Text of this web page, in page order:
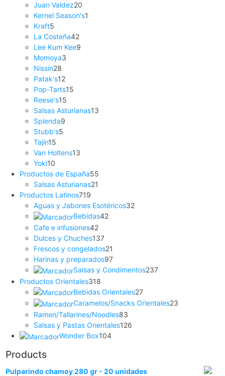
Juan Valdez20
Kernel Season's1
Kraft5
La Costeña42
Lee Kum Kee9
Momoya3
Nissin28
Patak's12
Pop-Tarts15
Reese's15
Salsas Asturianas13
Splenda9
Stubb's5
Tajín15
Van Holtens13
Yoki10
Productos de España55
Salsas Asturianas21
Productos Latinos719
Aguas y Jabones Esotéricos32
Bebidas42
Cafe e infusiones42
Dulces y Chuches137
Frescos y congelados21
Harinas y preparados97
Salsas y Condimentos237
Productos Orientales318
Bebidas Orientales27
Caramelos/Snacks Orientales23
Ramen/Tallarines/Noodles83
Salsas y Pastas Orientales126
Wonder Box104
Products
Pulparindo chamoy 280 gr - 20 unidades